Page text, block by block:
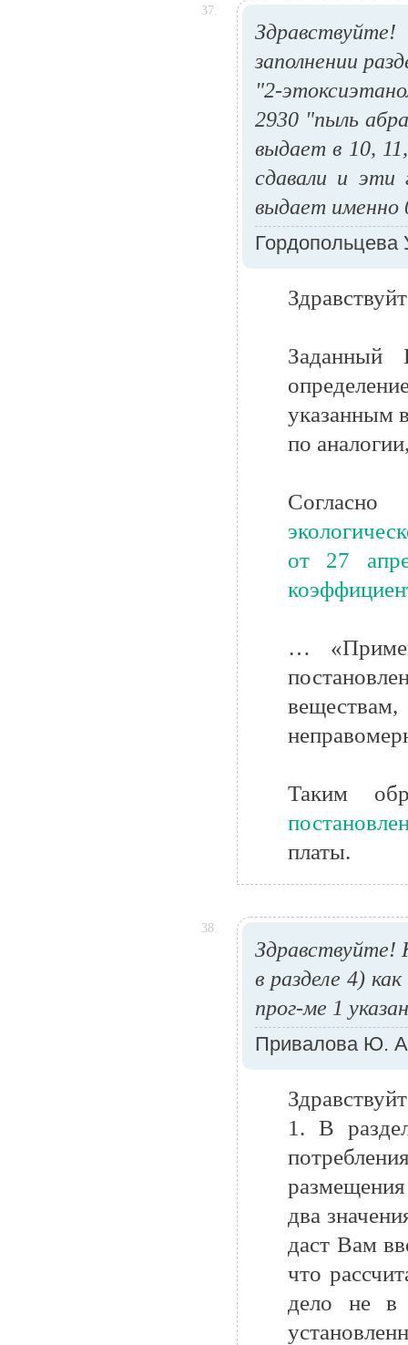
37.
заполнении
"2-
2930 "пыль
выдает в 10,
сдавали и эти
выдает
Гордопольцева
Заданный
указанным
по
от 27
…
Таким
платы.
38.
Здравствуйте!
в разделе 4)
прог-ме 1
Привалова Ю.
1. В
два
даст Вам
что
дело не в